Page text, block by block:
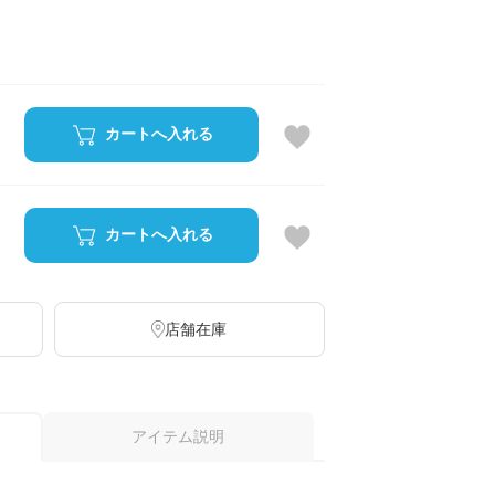
カートへ入れる
カートへ入れる
店舗在庫
アイテム説明